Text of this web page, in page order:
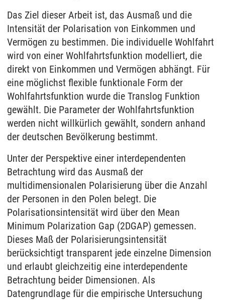
Das Ziel dieser Arbeit ist, das Ausmaß und die
Intensität der Polarisation von Einkommen und
Vermögen zu bestimmen. Die individuelle Wohlfahrt
wird von einer Wohlfahrtsfunktion modelliert, die
direkt von Einkommen und Vermögen abhängt. Für
eine möglichst flexible funktionale Form der
Wohlfahrtsfunktion wurde die Translog Funktion
gewählt. Die Parameter der Wohlfahrtsfunktion
werden nicht willkürlich gewählt, sondern anhand
der deutschen Bevölkerung bestimmt.
Unter der Perspektive einer interdependenten
Betrachtung wird das Ausmaß der
multidimensionalen Polarisierung über die Anzahl
der Personen in den Polen belegt. Die
Polarisationsintensität wird über den Mean
Minimum Polarization Gap (2DGAP) gemessen.
Dieses Maß der Polarisierungsintensität
berücksichtigt transparent jede einzelne Dimension
und erlaubt gleichzeitig eine interdependente
Betrachtung beider Dimensionen. Als
Datengrundlage für die empirische Untersuchung